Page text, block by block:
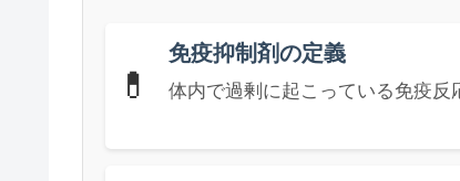
💊
免疫抑制剤の定義
体内で過剰に起こっている免疫反